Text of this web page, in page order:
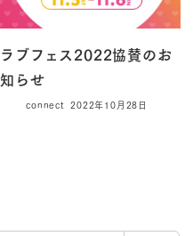
ラブフェス2022協賛のお
知らせ
connect 2022年10月28日